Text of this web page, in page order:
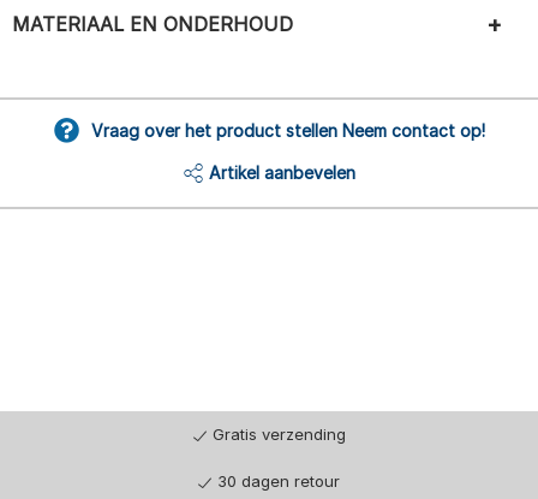
MATERIAAL EN ONDERHOUD
Vraag over het product stellen Neem contact op!
Artikel aanbevelen
Gratis verzending
30 dagen retour